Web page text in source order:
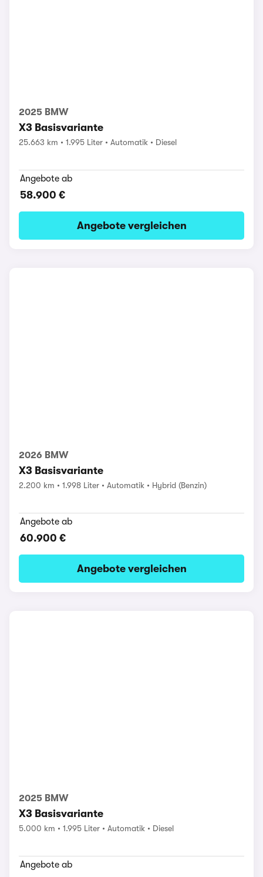
2025 BMW
X3 Basisvariante
25.663 km 1.995 Liter Automatik Diesel
Angebote ab
58.900 €
Angebote vergleichen
2026 BMW
X3 Basisvariante
2.200 km 1.998 Liter Automatik Hybrid (Benzin)
Angebote ab
60.900 €
Angebote vergleichen
2025 BMW
X3 Basisvariante
5.000 km 1.995 Liter Automatik Diesel
Angebote ab